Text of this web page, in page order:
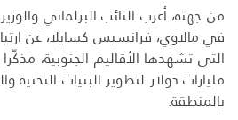
من جهته، أعرب النائب البرلماني
في مالاوي، فرانسيس كسايلا، عن
مليارات دولار لتطوير البنيات التحتية
بالمنطقة.